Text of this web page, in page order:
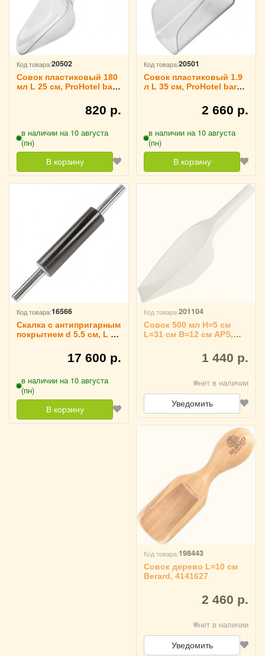
Код товара:20502
Совок пластиковый 180
мл L 25 см, ProHotel bar
820 р.
в наличии на 10 августа
(пн)
В корзину
Код товара:20501
Совок пластиковый 1.9
л L 35 см, ProHotel bar
2 660 р.
в наличии на 10 августа
(пн)
В корзину
Код товара:16566
Скалка с антипригарным
покрытием d 5.5 см, L 20
17 600 р.
в наличии на 10 августа
(пн)
В корзину
Код товара:201104
Совок 500 мл H=5 см
L=31 см B=12 см APS,
1 440 р.
нет в наличии
Уведомить
Код товара:198443
Совок дерево L=10 см
Berard, 4141627
2 460 р.
нет в наличии
Уведомить